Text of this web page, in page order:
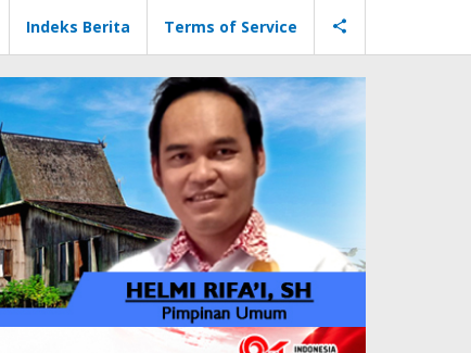
Indeks Berita Terms of Service